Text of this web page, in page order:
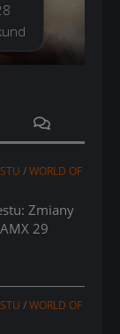
/WORLD OF
Zmiany
AMX 29
/WORLD OF